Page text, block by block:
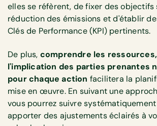
elles se réfèrent, de fixer des
réduction des émissions et d'établir
Clés de Performance (KPI) pertinents.
De plus, comprendre les
l'implication des parties prenantes
pour chaque action facilitera la
mise en œuvre. En suivant une
vous pourrez suivre
apporter des ajustements éclairés à